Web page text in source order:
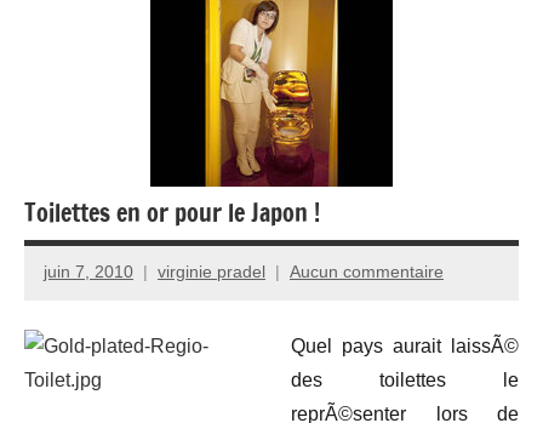
Toilettes en or pour le Japon !
juin 7, 2010 virginie pradel Aucun commentaire
Quel pays aurait laissÃ©
des toilettes le
reprÃ©senter lors de